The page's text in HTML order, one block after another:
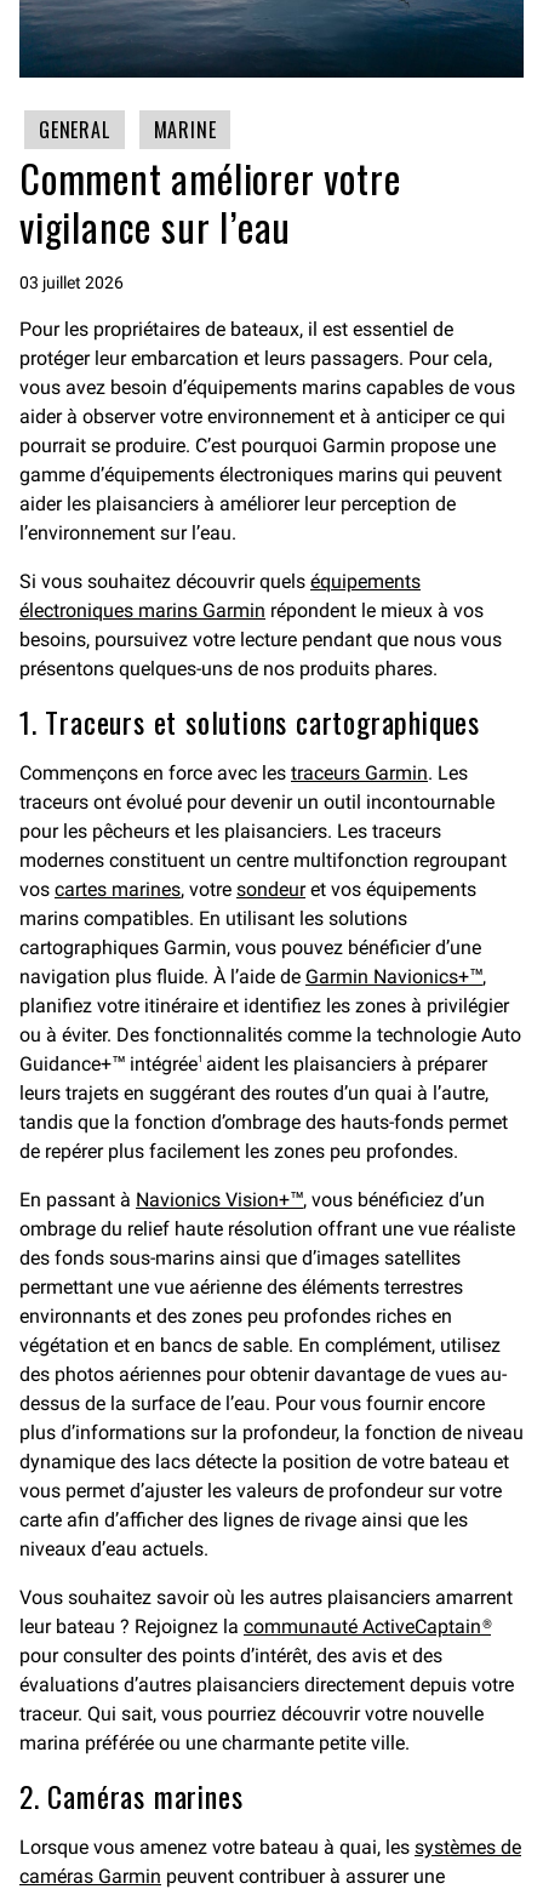
GENERAL MARINE
Comment améliorer votre
vigilance sur l’eau
03 juillet 2026
Pour les propriétaires de bateaux, il est essentiel de
protéger leur embarcation et leurs passagers. Pour cela,
vous avez besoin d’équipements marins capables de vous
aider à observer votre environnement et à anticiper ce qui
pourrait se produire. C’est pourquoi Garmin propose une
gamme d’équipements électroniques marins qui peuvent
aider les plaisanciers à améliorer leur perception de
l’environnement sur l’eau.
Si vous souhaitez découvrir quels équipements
électroniques marins Garmin répondent le mieux à vos
besoins, poursuivez votre lecture pendant que nous vous
présentons quelques-uns de nos produits phares.
1. Traceurs et solutions cartographiques
Commençons en force avec les traceurs Garmin. Les
traceurs ont évolué pour devenir un outil incontournable
pour les pêcheurs et les plaisanciers. Les traceurs
modernes constituent un centre multifonction regroupant
vos cartes marines, votre sondeuret vos équipements
marins compatibles. En utilisant les solutions
cartographiques Garmin, vous pouvez bénéficier d’une
navigation plus fluide. À l’aide de Garmin Navionics+™,
planifiez votre itinéraire et identifiez les zones à privilégier
ou à éviter. Des fonctionnalités comme la technologie Auto
Guidance+™ intégrée1 aident les plaisanciers à préparer
leurs trajets en suggérant des routes d’un quai à l’autre,
tandis que la fonction d’ombrage des hauts-fonds permet
de repérer plus facilement les zones peu profondes.
En passant à Navionics Vision+™, vous bénéficiez d’un
ombrage du relief haute résolution offrant une vue réaliste
des fonds sous-marins ainsi que d’images satellites
permettant une vue aérienne des éléments terrestres
environnants et des zones peu profondes riches en
végétation et en bancs de sable. En complément, utilisez
des photos aériennes pour obtenir davantage de vues au-
dessus de la surface de l’eau. Pour vous fournir encore
plus d’informations sur la profondeur, la fonction de niveau
dynamique des lacs détecte la position de votre bateau et
vous permet d’ajuster les valeurs de profondeur sur votre
carte afin d’afficher des lignes de rivage ainsi que les
niveaux d’eau actuels.
Vous souhaitez savoir où les autres plaisanciers amarrent
leur bateau ? Rejoignez la communauté ActiveCaptain®
pour consulter des points d’intérêt, des avis et des
évaluations d’autres plaisanciers directement depuis votre
traceur. Qui sait, vous pourriez découvrir votre nouvelle
marina préférée ou une charmante petite ville.
2. Caméras marines
Lorsque vous amenez votre bateau à quai, les systèmes de
caméras Garmin peuvent contribuer à assurer une